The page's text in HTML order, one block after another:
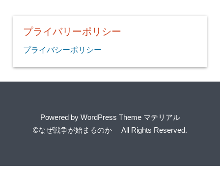
プライバリーポリシー
プライバシーポリシー
Powered by WordPress Theme マテリアル
©なぜ戦争が始まるのか
All Rights Reserved.